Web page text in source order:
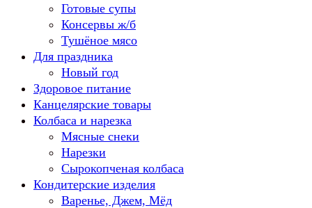
Готовые супы
Консервы ж/б
Тушёное мясо
Для праздника
Новый год
Здоровое питание
Канцелярские товары
Колбаса и нарезка
Мясные снеки
Нарезки
Сырокопченая колбаса
Кондитерские изделия
Варенье, Джем, Мёд